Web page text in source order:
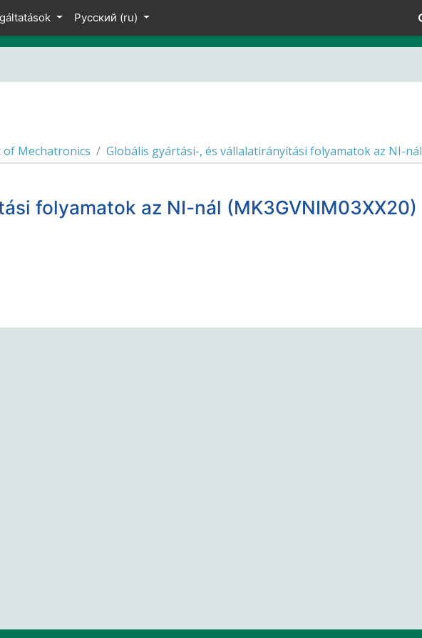
Русский ‎(ru)‎
Mechatronics Globális gyártási-, és vállalatirányítási folyamatok az NI-nál
folyamatok az NI-nál (MK3GVNIM03XX20)